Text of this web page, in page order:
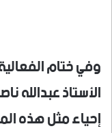
وفي ختام
الأستاذ
إحياء مثل هذه